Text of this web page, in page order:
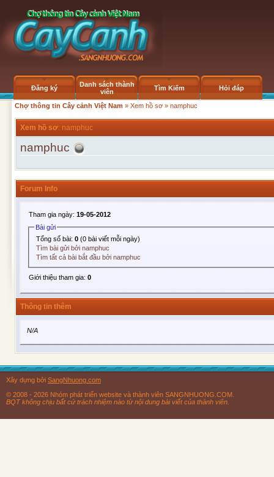
Đăng ký
Danh sách thành
viên
Tìm Kiếm Hỏi đáp
Chợ thông tin Cây cảnh Việt Nam » Xem hồ sơ » namphuc
Xem hồ sơ: namphuc
namphuc
Forum Info
Tham gia ngày: 19-05-2012
Bài gửi
Tổng số bài:0 (0 bài viết mỗi ngày)
Tìm bài gửi bởi namphuc
Tìm tất cả bài bắt đầu bởi namphuc
Giới thiệu tham gia: 0
Thông tin thêm
N/A
Xây dựng bởi SangNhuong.com
© 2008 - 2026 Nhóm phát triển website và thành viên SANGNHUONG.COM.
BQT không chịu bất cứ trách nhiệm nào từ nội dung bài viết của thành viên.